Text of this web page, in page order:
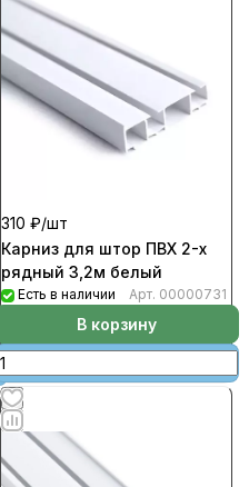
310 ₽/шт
Карниз для штор ПВХ 2-х
рядный 3,2м белый
Есть в наличии Арт. 00000731
В корзину